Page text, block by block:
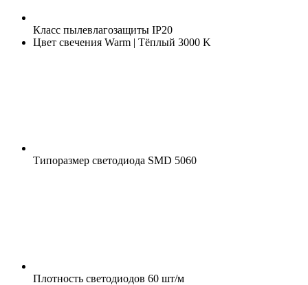
Класс пылевлагозащиты IP20
Цвет свечения Warm | Тёплый 3000 K
Типоразмер светодиода SMD 5060
Плотность светодиодов 60 шт/м